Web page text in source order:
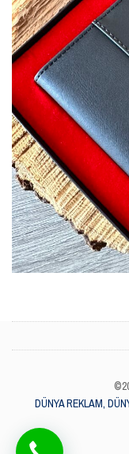
DÜNYA REKLAM,